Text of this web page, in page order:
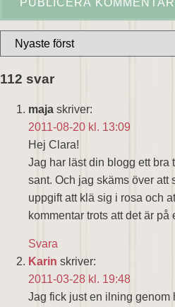
112 svar
maja skriver:
2011-08-20 kl. 13:09
Hej Clara!
Jag har läst din blogg ett bra
sant. Och jag skäms över att
uppgift att klä sig i rosa och
kommentar trots att det är
Svara
Karin skriver:
2011-03-28 kl. 19:48
Jag fick just en ilning genom